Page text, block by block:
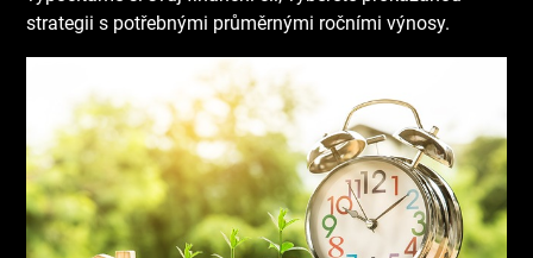
strategii s potřebnými průměrnými ročními výnosy.